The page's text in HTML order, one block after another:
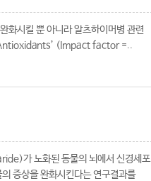
화시킬 뿐 아니라 알츠하이머병 관련
(Impact factor =..
가 노화된 동물의 뇌에서 신경세포
증상을 완화시킨다는 연구결과를